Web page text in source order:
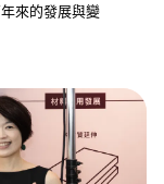
來的發展與變